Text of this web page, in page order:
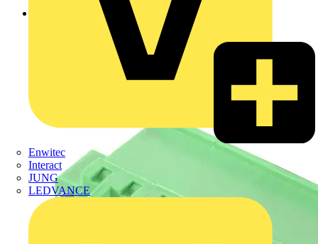
Enwitec
Interact
JUNG
LEDVANCE
Zurück zu Produkte